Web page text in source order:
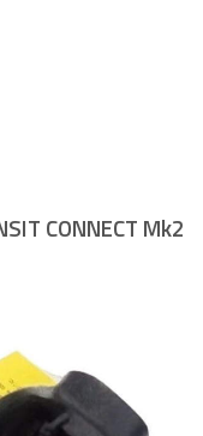
CONNECT Mk2